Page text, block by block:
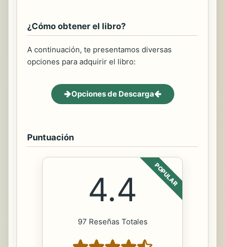
¿Cómo obtener el libro?
A continuación, te presentamos diversas
opciones para adquirir el libro:
Opciones de Descarga
Puntuación
POPULAR
4.4
97 Reseñas Totales